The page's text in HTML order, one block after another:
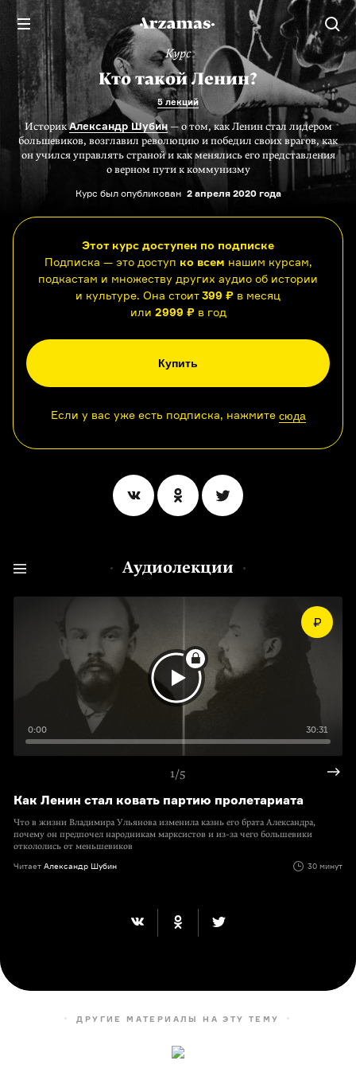
Курс
Кто такой Ленин?
5 лекций
ИсторикАлександр Шубин— о том, как Ленин стал лидером
большевиков, возглавил революцию и победил своих врагов, как
он учился управлять страной и как менялись его представления
о верном пути к коммунизму
Курс был опубликован 2 апреля 2020 года
Этот курс доступен по подписке
Подписка — это доступ ко всем нашим курсам,
подкастам и множеству других аудио об истории
и культуре. Она стоит399 ₽ в месяц
или 2999 ₽в год
Купить
Если у вас уже есть подписка, нажмите сюда
Аудиолекции
0:00 30:31
1/5
Как Ленин стал ковать партию пролетариата
Что в жизни Владимира Ульянова изменила казнь его брата Александра,
почему он предпочел народникам марксистов и из-за чего большевики
откололись от меньшевиков
Читает Александр Шубин 30 минут
ДРУГИЕ МАТЕРИАЛЫ НА ЭТУ ТЕМУ